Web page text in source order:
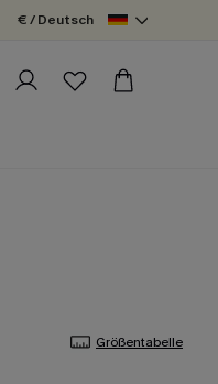
€ / Deutsch
Größentabelle